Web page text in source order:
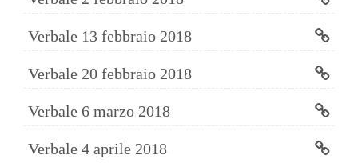
Verbale 13 febbraio 2018
Verbale 20 febbraio 2018
Verbale 6 marzo 2018
Verbale 4 aprile 2018